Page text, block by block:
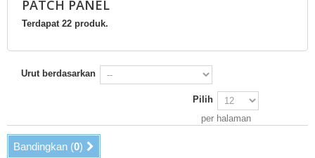
PATCH PANEL
Terdapat 22 produk.
Urut berdasarkan
Pilih
per halaman
Bandingkan (0)